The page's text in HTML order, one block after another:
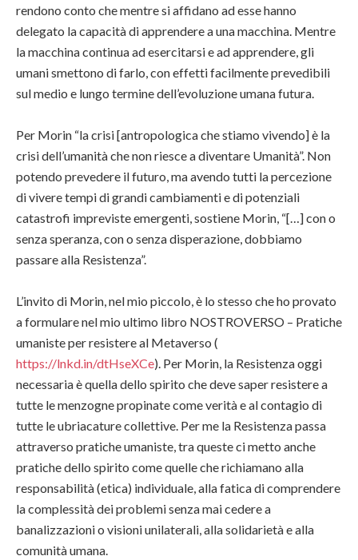
rendono conto che mentre si affidano ad esse hanno
delegato la capacità di apprendere a una macchina. Mentre
la macchina continua ad esercitarsi e ad apprendere, gli
umani smettono di farlo, con effetti facilmente prevedibili
sul medio e lungo termine dell’evoluzione umana futura.
Per Morin “la crisi [antropologica che stiamo vivendo] è la
crisi dell’umanità che non riesce a diventare Umanità”. Non
potendo prevedere il futuro, ma avendo tutti la percezione
di vivere tempi di grandi cambiamenti e di potenziali
catastrofi impreviste emergenti, sostiene Morin, “[…] con o
senza speranza, con o senza disperazione, dobbiamo
passare alla Resistenza”.
L’invito di Morin, nel mio piccolo, è lo stesso che ho provato
a formulare nel mio ultimo libro NOSTROVERSO – Pratiche
umaniste per resistere al Metaverso (
https://lnkd.in/dtHseXCe). Per Morin, la Resistenza oggi
necessaria è quella dello spirito che deve saper resistere a
tutte le menzogne propinate come verità e al contagio di
tutte le ubriacature collettive. Per me la Resistenza passa
attraverso pratiche umaniste, tra queste ci metto anche
pratiche dello spirito come quelle che richiamano alla
responsabilità (etica) individuale, alla fatica di comprendere
la complessità dei problemi senza mai cedere a
banalizzazioni o visioni unilaterali, alla solidarietà e alla
comunità umana.